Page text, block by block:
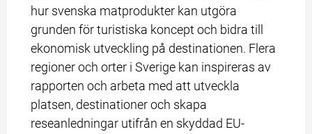
hur svenska matprodukter kan utgöra
grunden för turistiska koncept och bidra till
ekonomisk utveckling på destinationen. Flera
regioner och orter i Sverige kan inspireras av
rapporten och arbeta med att utveckla
platsen, destinationer och skapa
reseanledningar utifrån en skyddad EU-